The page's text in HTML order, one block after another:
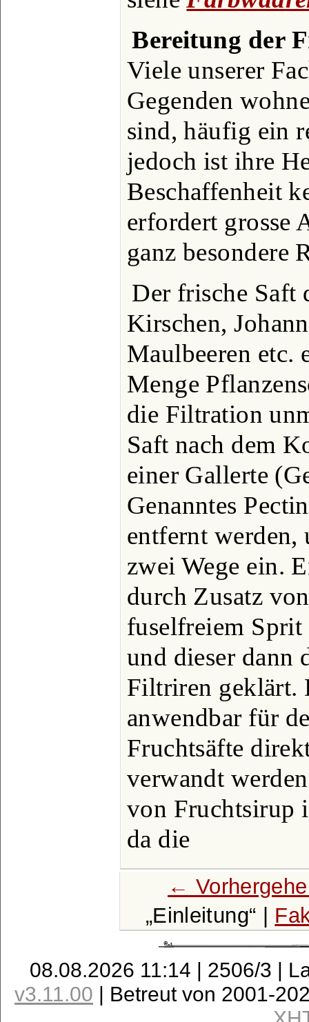
Bereitung der
Viele unserer
Gegenden
sind, häufig ein
jedoch ist ihre
Beschaffenheit
erfordert grosse
ganz besondere
Der frische Saft
Kirschen,
Maulbeeren etc.
Menge
die Filtration
Saft nach dem
einer Gallerte
Genanntes
entfernt werden,
zwei Wege ein.
durch Zusatz
fuselfreiem Sprit
und dieser dann
Filtriren geklärt.
anwendbar für
Fruchtsäfte
verwandt
von Fruchtsirup
da die
←
Einleitung
|
08.08.2026 11:14 | 2506/3 |
v3.11.00 | Betreut von 2001-